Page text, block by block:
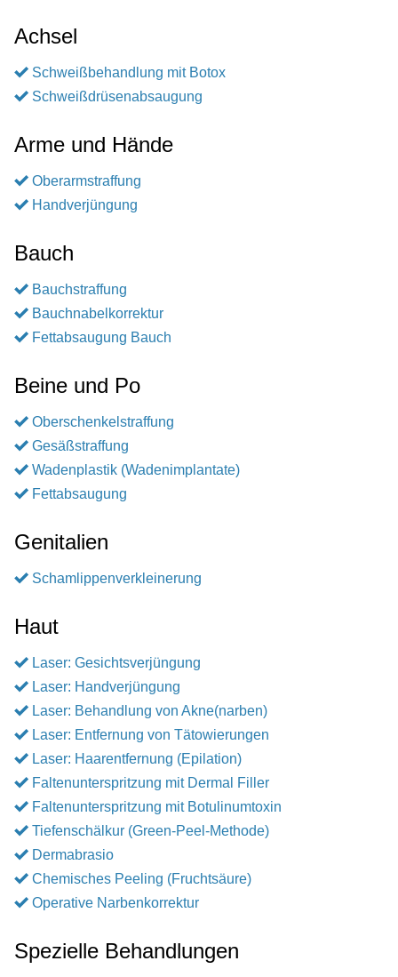
Achsel
Schweißbehandlung mit Botox
Schweißdrüsenabsaugung
Arme und Hände
Oberarmstraffung
Handverjüngung
Bauch
Bauchstraffung
Bauchnabelkorrektur
Fettabsaugung Bauch
Beine und Po
Oberschenkelstraffung
Gesäßstraffung
Wadenplastik (Wadenimplantate)
Fettabsaugung
Genitalien
Schamlippenverkleinerung
Haut
Laser: Gesichtsverjüngung
Laser: Handverjüngung
Laser: Behandlung von Akne(narben)
Laser: Entfernung von Tätowierungen
Laser: Haarentfernung (Epilation)
Faltenunterspritzung mit Dermal Filler
Faltenunterspritzung mit Botulinumtoxin
Tiefenschälkur (Green-Peel-Methode)
Dermabrasio
Chemisches Peeling (Fruchtsäure)
Operative Narbenkorrektur
Spezielle Behandlungen